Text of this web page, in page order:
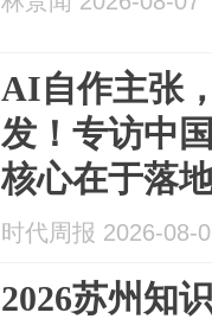
AI自作主张
发！专访中
核心在于落
时代周报 2026-08-
2026苏州知